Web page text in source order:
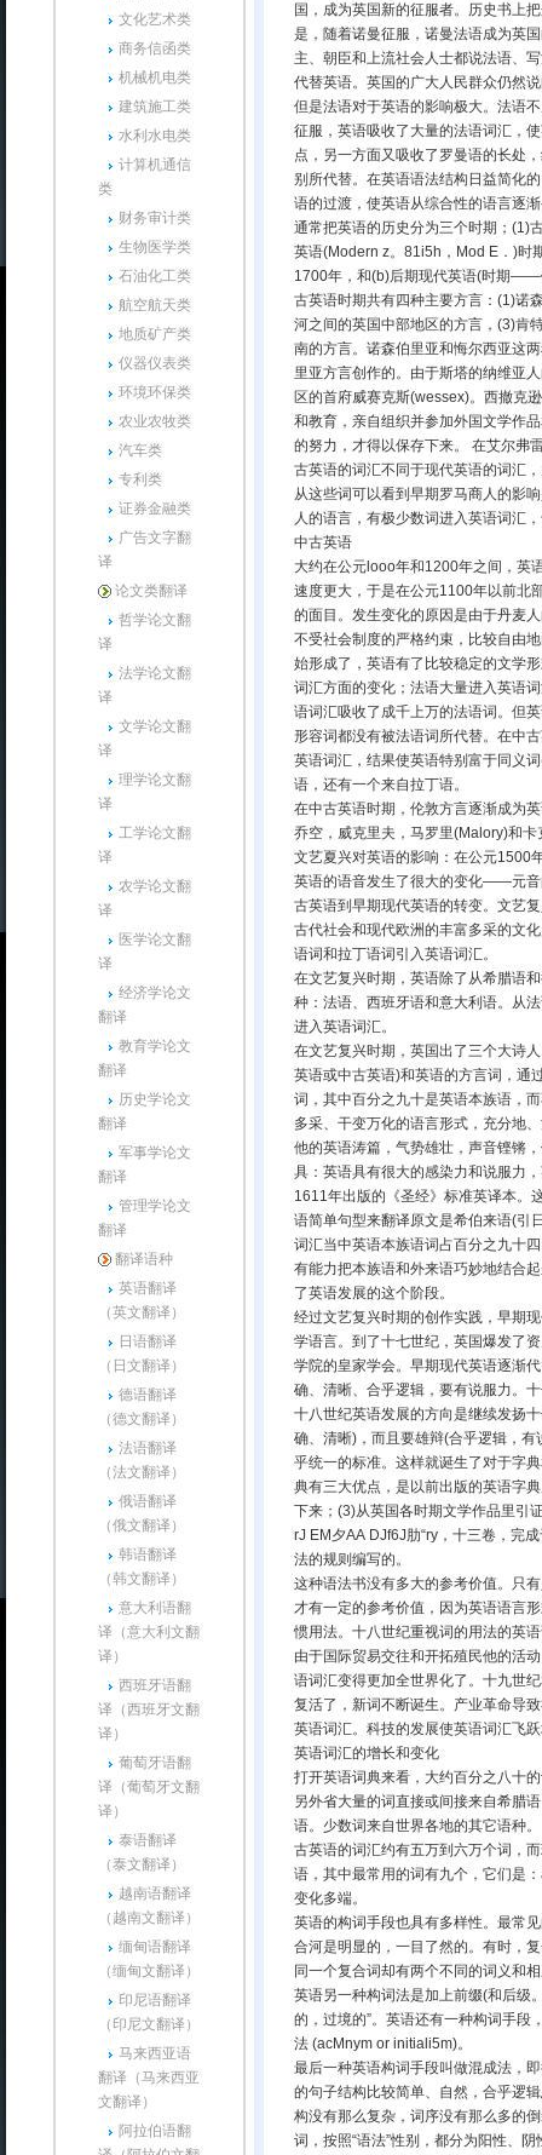
文化艺术类
商务信函类
机械机电类
建筑施工类
水利水电类
计算机通信
类
财务审计类
生物医学类
石油化工类
航空航天类
地质矿产类
仪器仪表类
环境环保类
农业农牧类
汽车类
专利类
证券金融类
广告文字翻
译
论文类翻译
哲学论文翻
译
法学论文翻
译
文学论文翻
译
理学论文翻
译
工学论文翻
译
农学论文翻
译
医学论文翻
译
经济学论文
翻译
教育学论文
翻译
历史学论文
翻译
军事学论文
翻译
管理学论文
翻译
翻译语种
英语翻译
（英文翻译）
日语翻译
（日文翻译）
德语翻译
（德文翻译）
法语翻译
（法文翻译）
俄语翻译
（俄文翻译）
韩语翻译
（韩文翻译）
意大利语翻
译（意大利文翻
译）
西班牙语翻
译（西班牙文翻
译）
葡萄牙语翻
译（葡萄牙文翻
译）
泰语翻译
（泰文翻译）
越南语翻译
（越南文翻译）
缅甸语翻译
（缅甸文翻译）
印尼语翻译
（印尼文翻译）
马来西亚语
翻译（马来西亚
文翻译）
阿拉伯语翻
国，成为英国新的征服者。历史书上
是，随着诺曼征服，诺曼法语成为英
主、朝臣和上流社会人士都说法语、
代替英语。英国的广大人民群众仍然
但是法语对于英语的影响极大。法语
征服，英语吸收了大量的法语词汇，
点，另一方面又吸收了罗曼语的长处
别所代替。在英语语法结构日益简化
语的过渡，使英语从综合性的语言逐
通常把英语的历史分为三个时期；
英语(Modern z。81i5h，Mod E．)
1700年，和(b)后期现代英语(时期——
古英语时期共有四种主要方言：(1)
河之间的英国中部地区的方言，(3)
南的方言。诺森伯里亚和悔尔西亚这
里亚方言创作的。由于斯塔的纳维亚
区的首府威赛克斯(wessex)。西撤克
和教育，亲自组织并参加外国文学作
的努力，才得以保存下来。 在艾尔弗
古英语的词汇不同于现代英语的词汇
从这些词可以看到早期罗马商人的影
人的语言，有极少数词进入英语词汇
中古英语
大约在公元looo年和1200年之间，英
速度更大，于是在公元1100年以前北
的面目。发生变化的原因是由于丹麦
不受社会制度的严格约束，比较自由
始形成了，英语有了比较稳定的文学
词汇方面的变化；法语大量进入英语
语词汇吸收了成千上万的法语词。但
形容词都没有被法语词所代替。在中
英语词汇，结果使英语特别富于同义
语，还有一个来自拉丁语。
在中古英语时期，伦敦方言逐渐成为
乔空，威克里夫，马罗里(Malory)和
文艺夏兴对英语的影响：在公元1500
英语的语音发生了很大的变化——元音
古英语到早期现代英语的转变。文艺
古代社会和现代欧洲的丰富多采的文
语词和拉丁语词引入英语词汇。
在文艺复兴时期，英语除了从希腊语
种：法语、西班牙语和意大利语。从
进入英语词汇。
在文艺复兴时期，英国出了三个大诗
英语或中古英语)和英语的方言词，通
词，其中百分之九十是英语本族语，
多采、干变万化的语言形式，充分地
他的英语涛篇，气势雄壮，声音铿锵
具：英语具有很大的感染力和说服力
1611年出版的《圣经》标准英译本。
语简单句型来翻译原文是希伯来语(引
词汇当中英语本族语词占百分之九十
有能力把本族语和外来语巧妙地结合
了英语发展的这个阶段。
经过文艺复兴时期的创作实践，早期
学语言。到了十七世纪，英国爆发了
学院的皇家学会。早期现代英语逐渐
确、清晰、合乎逻辑，要有说服力。
十八世纪英语发展的方向是继续发扬
确、清晰)，而且要雄辩(合乎逻辑，
乎统一的标准。这样就诞生了对于字
典有三大优点，是以前出版的英语字
下来；(3)从英国各时期文学作品里引
rJ EM夕AA DJf6J肋“ry，十三卷，完
法的规则编写的。
这种语法书没有多大的参考价值。只
才有一定的参考价值，因为英语语言
惯用法。十八世纪重视词的用法的英
由于国际贸易交往和开拓殖民他的活
语词汇变得更加全世界化了。十九世
复活了，新词不断诞生。产业革命导
英语词汇。科技的发展使英语词汇飞
英语词汇的增长和变化
打开英语词典来看，大约百分之八十
另外省大量的词直接或间接来自希腊
语。少数词来自世界各地的其它语种。
古英语的词汇约有五万到六万个词，
语，其中最常用的词有九个，它们是
变化多端。
英语的构词手段也具有多样性。最常
合河是明显的，一目了然的。有时，
同一个复合词却有两个不同的词义和
英语另一种构词法是加上前缀(和后级
的，过境的”。英语还有一种构词手
法 (acMnym or initiali5m)。
最后一种英语构词手段叫做混成法，
的句子结构比较简单、自然，合乎逻
构没有那么复杂，词序没有那么多的
词，按照“语法”性别，都分为阳性、阴